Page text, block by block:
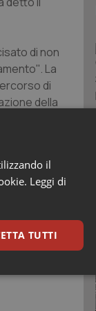
di non
La
di
della
dati
non ha
il
a quelli
in piano
Zuccatelli.
il
il
Leggi di
TUTTI